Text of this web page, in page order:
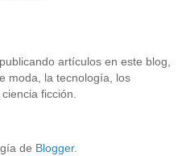
artículos en este blog,
moda, la tecnología, los
ficción.
de Blogger.